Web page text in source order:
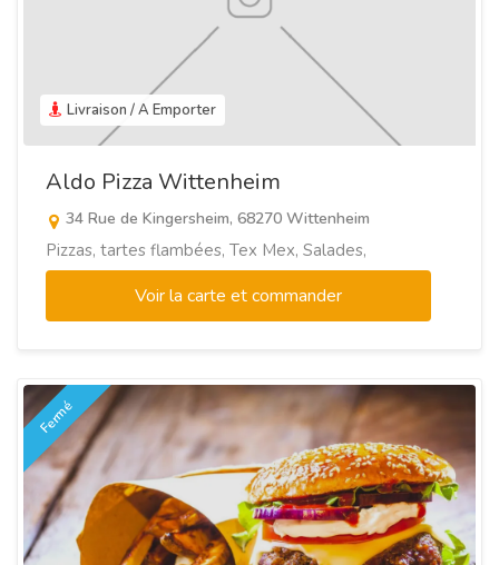
Livraison / A Emporter
Aldo Pizza Wittenheim
34 Rue de Kingersheim, 68270 Wittenheim
Pizzas, tartes flambées, Tex Mex, Salades,
Voir la carte et commander
Fermé